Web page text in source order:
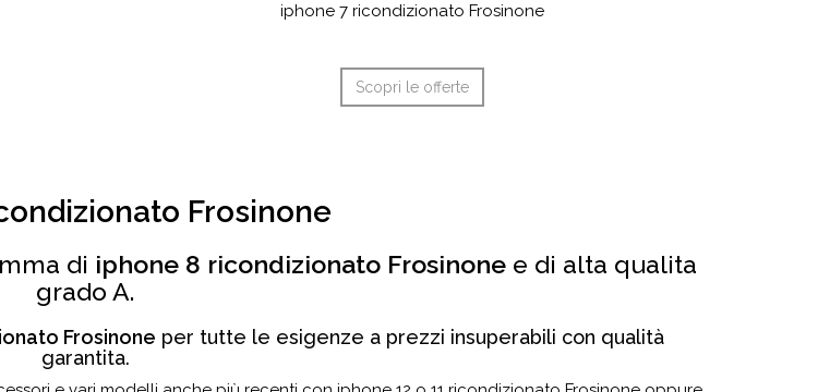
iphone 7 ricondizionato Frosinone
Scopri le offerte
Frosinone
di iphone 8 ricondizionato Frosinonee di alta qualita
grado A.
Frosinone per tutte le esigenze a prezzi insuperabili con qualità
garantita.